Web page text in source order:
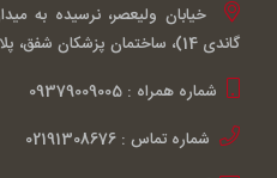
خیابان ولیعصر، نرسیده به
گاندی 14)، ساختمان پزشکان شفق، پلاک 11، طبقه اول
شماره همراه : 09379009005
شماره تماس : 02191308676